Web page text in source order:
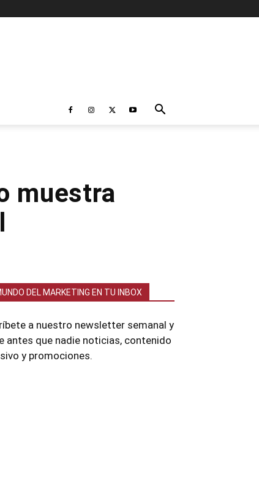
muestra
DEL MARKETING EN TU INBOX
a nuestro newsletter semanal y
antes que nadie noticias, contenido
y promociones.